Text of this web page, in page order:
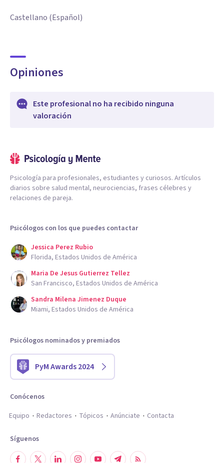
Castellano (Español)
Opiniones
Este profesional no ha recibido ninguna
valoración
Psicología para profesionales, estudiantes y curiosos. Artículos
diarios sobre salud mental, neurociencias, frases célebres y
relaciones de pareja.
Psicólogos con los que puedes contactar
Jessica Perez Rubio
Florida, Estados Unidos de América
Maria De Jesus Gutierrez Tellez
San Francisco, Estados Unidos de América
Sandra Milena Jimenez Duque
Miami, Estados Unidos de América
Psicólogos nominados y premiados
PyM Awards 2024
Conócenos
Equipo
Redactores Tópicos Anúnciate Contacta
Síguenos